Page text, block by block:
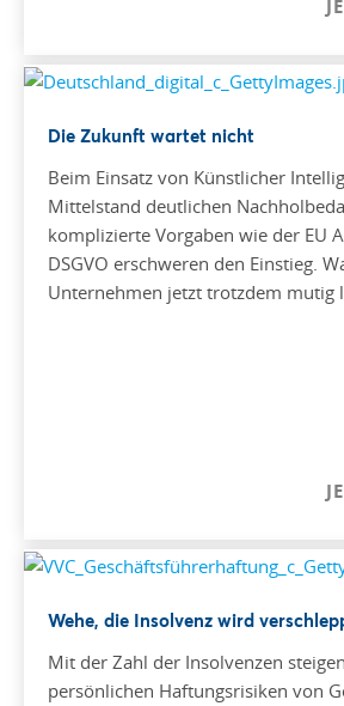
Die Zukunft wartet nicht
Beim Einsatz von Künstlicher
Mittelstand deutlichen
komplizierte Vorgaben wie der EU
DSGVO erschweren den Einstieg.
Unternehmen jetzt trotzdem mutig
Wehe, die Insolvenz wird
Mit der Zahl der Insolvenzen
persönlichen Haftungsrisiken von